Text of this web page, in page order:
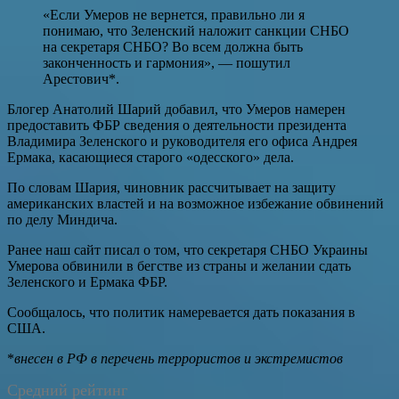
«Если Умеров не вернется, правильно ли я
понимаю, что Зеленский наложит санкции СНБО
на секретаря СНБО? Во всем должна быть
законченность и гармония», — пошутил
Арестович*.
Блогер Анатолий Шарий добавил, что Умеров намерен
предоставить ФБР сведения о деятельности президента
Владимира Зеленского и руководителя его офиса Андрея
Ермака, касающиеся старого «одесского» дела.
По словам Шария, чиновник рассчитывает на защиту
американских властей и на возможное избежание обвинений
по делу Миндича.
Ранее наш сайт писал о том, что секретаря СНБО Украины
Умерова обвинили в бегстве из страны и желании сдать
Зеленского и Ермака ФБР.
Сообщалось, что политик намеревается дать показания в
США.
*внесен в РФ в перечень террористов и экстремистов
Средний рейтинг